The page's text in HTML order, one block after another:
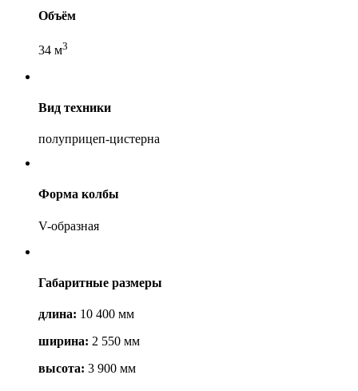
Объём
34 м3
Вид техники
полуприцеп-цистерна
Форма колбы
V-образная
Габаритные размеры
длина: 10 400 мм
ширина: 2 550 мм
высота: 3 900 мм